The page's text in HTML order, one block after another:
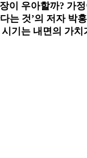
이 우아할까? 가
는 것’의 저자 박
기는 내면의 가